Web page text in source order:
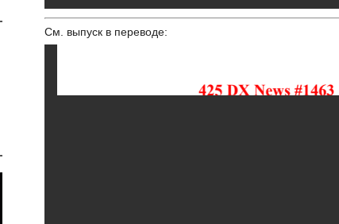
См. выпуск в переводе: